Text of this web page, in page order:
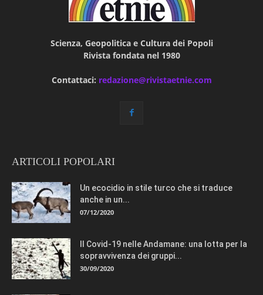
Scienza, Geopolitica e Cultura dei Popoli
Rivista fondata nel 1980
Contattaci: redazione@rivistaetnie.com
ARTICOLI POPOLARI
Un ecocidio in stile turco che si traduce
anche in un...
07/12/2020
Il Covid-19 nelle Andamane: una lotta per la
sopravvivenza dei gruppi...
30/09/2020